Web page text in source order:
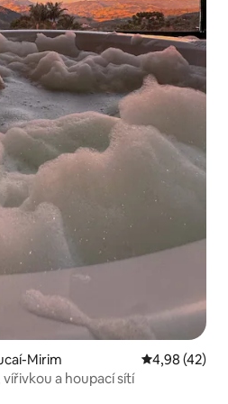
Mirim Průměrné
4,98 (42)
a houpací sítí